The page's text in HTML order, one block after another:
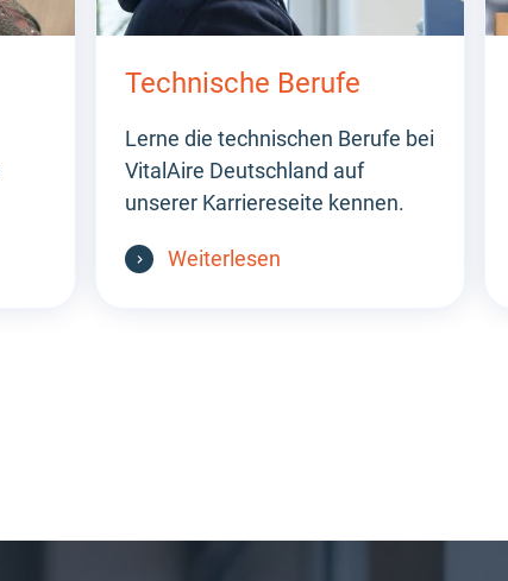
Technische Berufe
Lerne die technischen Berufe bei
VitalAire Deutschland auf
unserer Karriereseite kennen.
Weiterlesen